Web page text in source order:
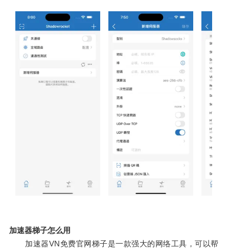
加速器梯子怎么用
加速器VN免费官网梯子是一款强大的网络工具，可以帮